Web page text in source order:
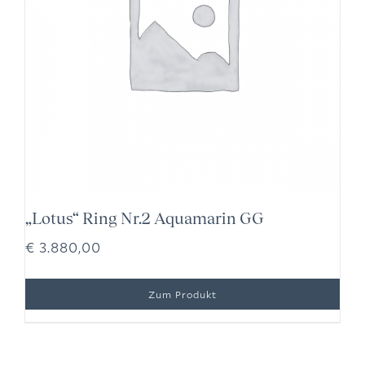
„Lotus“ Ring Nr.2 Aquamarin GG
€ 3.880,00